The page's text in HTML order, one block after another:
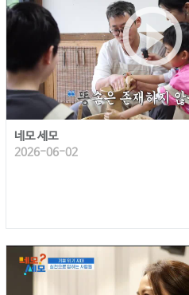
play_circle_outline
네모 세모
2026-06-02